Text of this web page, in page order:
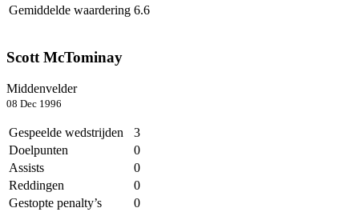
Gemiddelde waardering 6.6
Scott McTominay
Middenvelder
08 Dec 1996
Gespeelde wedstrijden
3
Doelpunten
0
Assists
0
Reddingen
0
Gestopte penalty’s
0